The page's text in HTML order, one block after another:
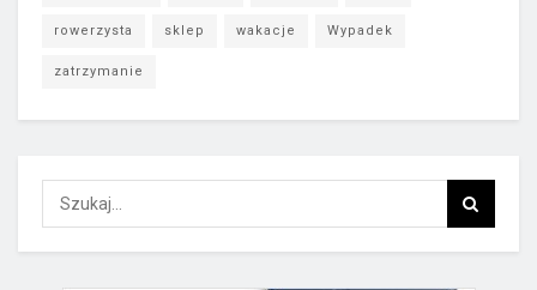
rowerzysta sklep wakacje Wypadek
zatrzymanie